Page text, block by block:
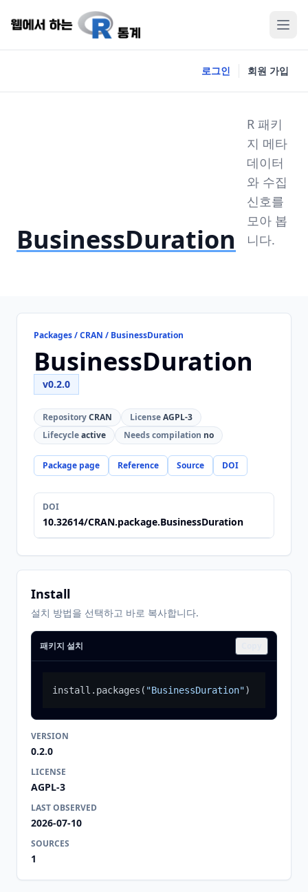
로그인 회원 가입
BusinessDuration
R 패키
지 메타
데이터
와 수집
신호를
모아 봅
니다.
Packages / CRAN / BusinessDuration
BusinessDuration
v0.2.0
RepositoryCRAN LicenseAGPL-3
Lifecycleactive Needs compilation no
Package page Reference Source DOI
DOI
10.32614/CRAN.package.BusinessDuration
Install
설치 방법을 선택하고 바로 복사합니다.
패키지 설치
install.packages ( "BusinessDuration")
VERSION
0.2.0
LICENSE
AGPL-3
LAST OBSERVED
2026-07-10
SOURCES
1